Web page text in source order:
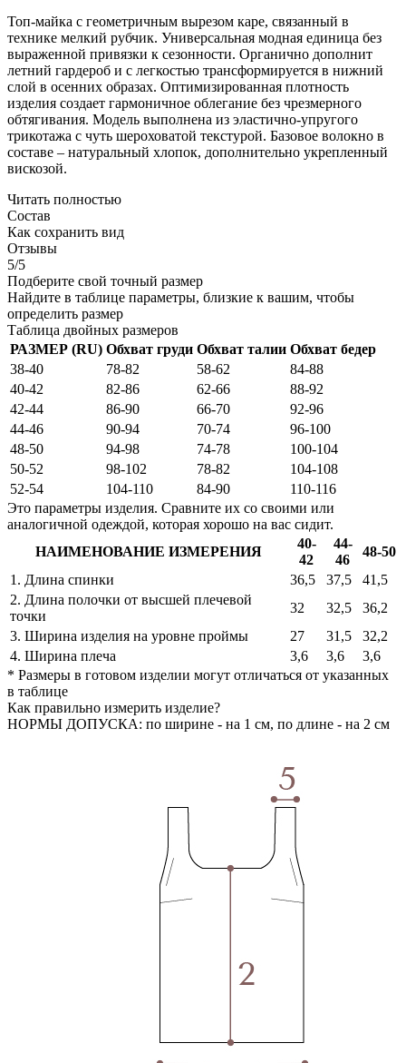
Топ-майка с геометричным вырезом каре, связанный в
технике мелкий рубчик. Универсальная модная единица без
выраженной привязки к сезонности. Органично дополнит
летний гардероб и с легкостью трансформируется в нижний
слой в осенних образах. Оптимизированная плотность
изделия создает гармоничное облегание без чрезмерного
обтягивания. Модель выполнена из эластично-упругого
трикотажа с чуть шероховатой текстурой. Базовое волокно в
составе – натуральный хлопок, дополнительно укрепленный
вискозой.
Читать полностью
Состав
Как сохранить вид
Отзывы
5/5
Подберите свой точный размер
Найдите в таблице параметры, близкие к вашим, чтобы
определить размер
Таблица двойных размеров
РАЗМЕР (RU) Обхват груди Обхват талии Обхват бедер
38-40
78-82 58-62
84-88
40-42
82-86 62-66
88-92
42-44
86-90 66-70
92-96
44-46
90-94 70-74
96-100
48-50
94-98 74-78
100-104
50-52
98-102 78-82
104-108
52-54
104-110 84-90
110-116
Это параметры изделия. Сравните их со своими или
аналогичной одеждой, которая хорошо на вас сидит.
НАИМЕНОВАНИЕ ИЗМЕРЕНИЯ
40-
42
44-
46
48-50
1. Длина спинки
36,5 37,5
41,5
2. Длина полочки от высшей плечевой
точки
32 32,5
36,2
3. Ширина изделия на уровне проймы
27 31,5
32,2
4. Ширина плеча
3,6 3,6
3,6
* Размеры в готовом изделии могут отличаться от указанных
в таблице
Как правильно измерить изделие?
НОРМЫ ДОПУСКА: по ширине - на 1 см, по длине - на 2 см